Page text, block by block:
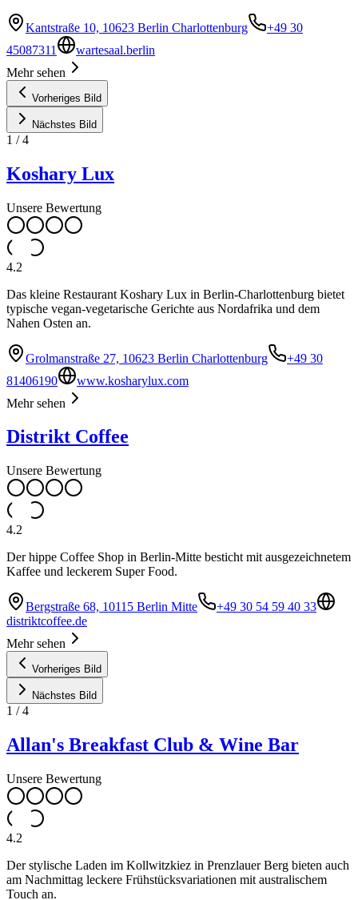
Kantstraße 10, 10623 Berlin Charlottenburg
+49 30
45087311
wartesaal.berlin
Mehr sehen
Vorheriges Bild
Nächstes Bild
1 /4
Koshary Lux
Unsere Bewertung
4.2
Das kleine Restaurant Koshary Lux in Berlin-Charlottenburg bietet
typische vegan-vegetarische Gerichte aus Nordafrika und dem
Nahen Osten an.
Grolmanstraße 27, 10623 Berlin Charlottenburg
+49 30
81406190
www.kosharylux.com
Mehr sehen
Distrikt Coffee
Unsere Bewertung
4.2
Der hippe Coffee Shop in Berlin-Mitte besticht mit ausgezeichnetem
Kaffee und leckerem Super Food.
Bergstraße 68, 10115 Berlin Mitte
+49 30 54 59 40 33
distriktcoffee.de
Mehr sehen
Vorheriges Bild
Nächstes Bild
1 /4
Allan's Breakfast Club & Wine Bar
Unsere Bewertung
4.2
Der stylische Laden im Kollwitzkiez in Prenzlauer Berg bieten auch
am Nachmittag leckere Frühstücksvariationen mit australischem
Touch an.